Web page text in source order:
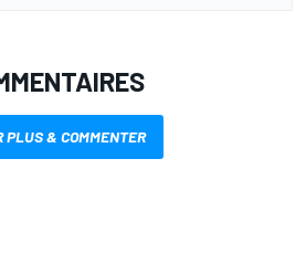
PLUS & COMMENTER